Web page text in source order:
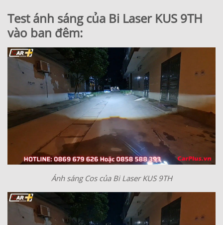
Test ánh sáng của Bi Laser KUS 9TH
vào ban đêm:
Ánh sáng Cos của Bi Laser KUS 9TH